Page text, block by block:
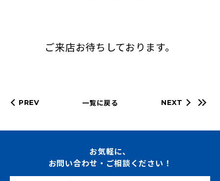
ご来店お待ちしております。
PREV 一覧に戻る NEXT
お気軽に、
お問い合わせ・ご相談ください！